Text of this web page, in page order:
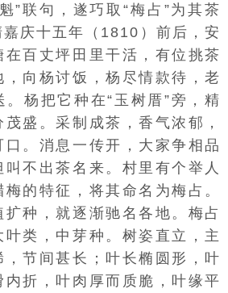
”联句，遂巧取“梅占 ”为其茶
庆十五年（1810）前后，安
百丈坪田里干活，有位挑茶
向杨讨饭，杨尽情款待，老
。杨把它种在“玉树厝”旁，精
盛。采制成茶，香气浓郁，
。消息一传开，大家争相品
不出茶名来。村里有个举人
的特征，将其命名为梅占。
种，就逐渐驰名各地。梅占
类，中芽种。树姿直立，主
节间甚长；叶长椭圆形，叶
折，叶肉厚而质脆，叶缘平